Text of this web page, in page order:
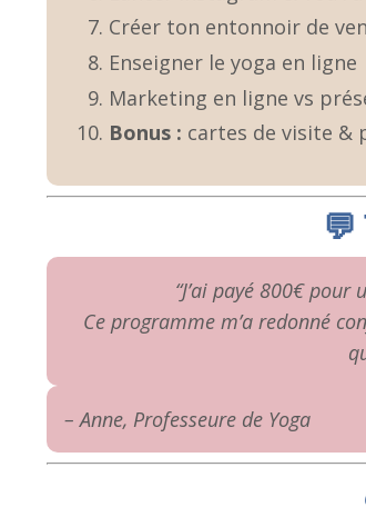
Créer ton entonnoir de
Enseigner le yoga en ligne
Marketing en ligne vs
Bonus : cartes de visite &
“J’ai payé 800€
Ce programme m’a redonné
– Anne, Professeure de Yoga